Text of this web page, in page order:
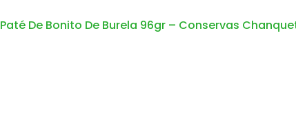
Paté De Bonito De Burela 96gr – Conservas